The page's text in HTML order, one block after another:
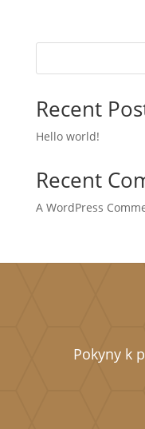
Recent
Hello world!
Recent
A WordPress
Pokyny k